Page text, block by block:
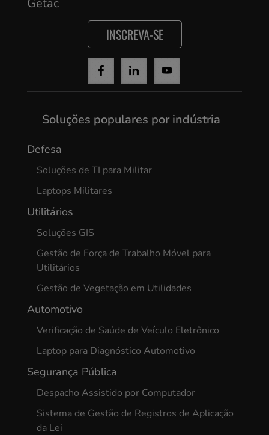
Cancel
Yes, I agree
INSCREVA-SE
Soluções populares por indústria
Defesa
Soluções de TI para Militar
Laptops Militares
Utilitários
Soluções GIS
Gestão de Força de Trabalho Móvel para
Utilitários
Gestão de Vegetação em Utilidades
Automotivo
Verificação de Saúde de Veículo Eletrônico
Laptop para Diagnóstico Automotivo
Segurança Pública
Despacho Assistido por Computador
Sistema de Gestão de Registros de Aplicação
da Lei